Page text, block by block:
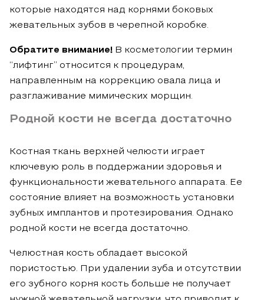
которые находятся над корнями боковых
жевательных зубов в черепной коробке.
Обратите внимание! В косметологии термин
“лифтинг” относится к процедурам,
направленным на коррекцию овала лица и
разглаживание мимических морщин.
Родной кости не всегда достаточно
Костная ткань верхней челюсти играет
ключевую роль в поддержании здоровья и
функциональности жевательного аппарата. Ее
состояние влияет на возможность установки
зубных имплантов и протезирования. Однако
родной кости не всегда достаточно.
Челюстная кость обладает высокой
пористостью. При удалении зуба и отсутствии
его зубного корня кость больше не получает